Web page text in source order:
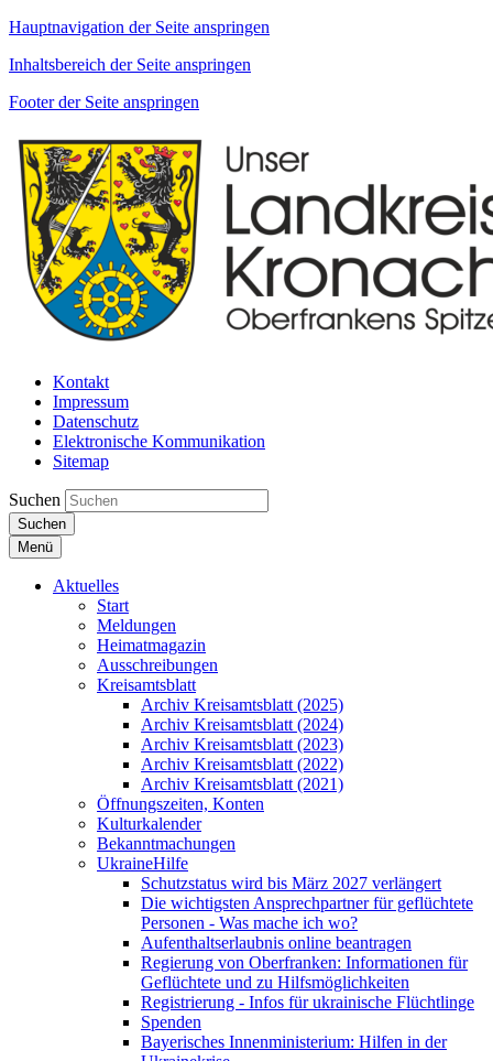
Hauptnavigation der Seite anspringen
Inhaltsbereich der Seite anspringen
Footer der Seite anspringen
Kontakt
Impressum
Datenschutz
Elektronische Kommunikation
Sitemap
Suchen
Suchen
Menü
Aktuelles
Start
Meldungen
Heimatmagazin
Ausschreibungen
Kreisamtsblatt
Archiv Kreisamtsblatt (2025)
Archiv Kreisamtsblatt (2024)
Archiv Kreisamtsblatt (2023)
Archiv Kreisamtsblatt (2022)
Archiv Kreisamtsblatt (2021)
Öffnungszeiten, Konten
Kulturkalender
Bekanntmachungen
UkraineHilfe
Schutzstatus wird bis März 2027 verlängert
Die wichtigsten Ansprechpartner für geflüchtete
Personen - Was mache ich wo?
Aufenthaltserlaubnis online beantragen
Regierung von Oberfranken: Informationen für
Geflüchtete und zu Hilfsmöglichkeiten
Registrierung - Infos für ukrainische Flüchtlinge
Spenden
Bayerisches Innenministerium: Hilfen in der